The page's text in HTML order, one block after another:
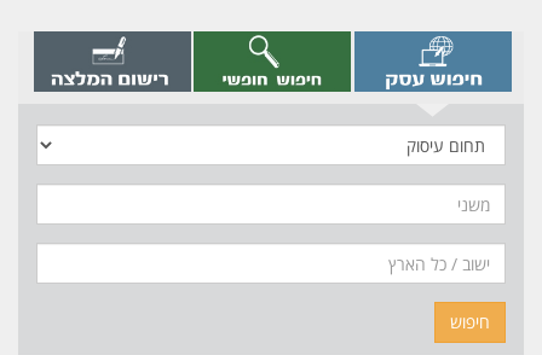
עיסוק
חיפוש